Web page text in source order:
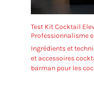
Test Kit Cocktail
Professionnalisme
Ingrédients et
et accessoires
barman pour les